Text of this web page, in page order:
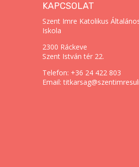
KAPCSOLAT
Szent Imre Katolikus
Iskola
2300 Ráckeve
Szent István tér 22.
Telefon: +36 24 422 803
Email: